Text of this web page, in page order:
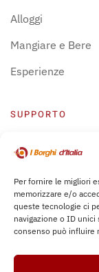
Per fornire le migliori
memorizzare e/o
queste tecnologie ci
navigazione o ID
consenso può influire
Alloggi
Mangiare e Bere
Esperienze
SUPPORTO
Centro Supporto
Leggi Bochure